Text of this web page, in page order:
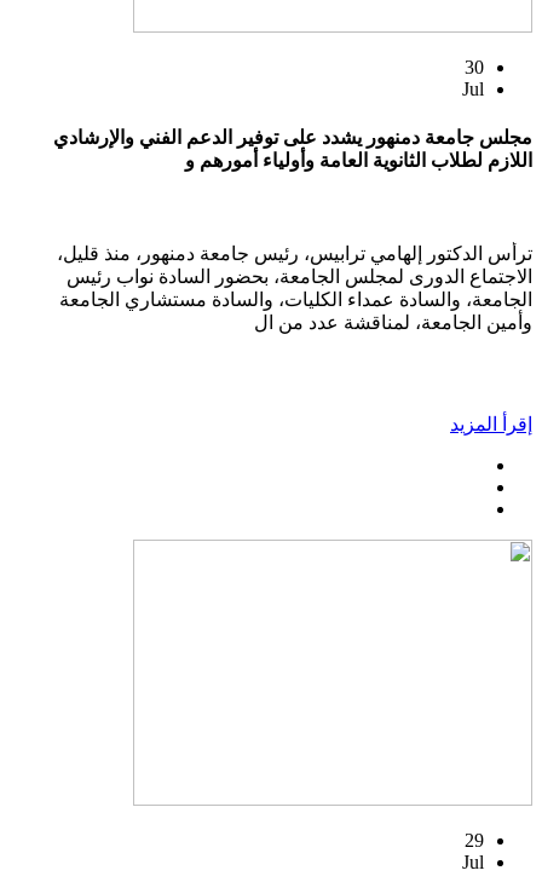
30
Jul
مجلس جامعة دمنهور يشدد على توفير الدعم الفني والإرشادي
اللازم لطلاب الثانوية العامة وأولياء أمورهم و
ترأس الدكتور إلهامي ترابيس، رئيس جامعة دمنهور، منذ قليل،
الاجتماع الدورى لمجلس الجامعة، بحضور السادة نواب رئيس
الجامعة، والسادة عمداء الكليات، والسادة مستشاري الجامعة
وأمين الجامعة، لمناقشة عدد من ال
إقرأ المزيد
29
Jul